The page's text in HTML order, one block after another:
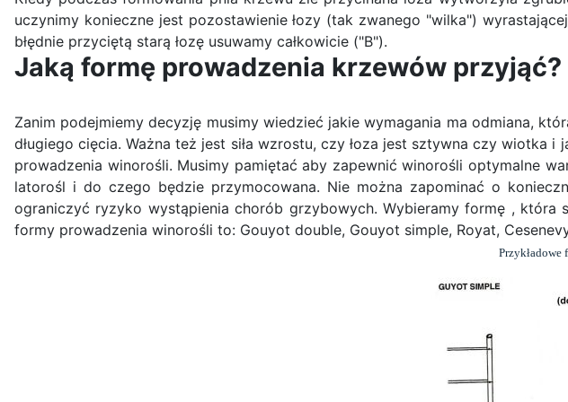
uczynimy konieczne jest pozostawienie łozy (tak zwanego "wilka")
błędnie przyciętą starą łozę usuwamy całkowicie ("B").
Jaką formę prowadzenia krzewów przyjąć?
Zanim podejmiemy decyzję musimy wiedzieć jakie wymagania ma odmiana,
długiego cięcia. Ważna też jest siła wzrostu, czy łoza jest sztywna czy
prowadzenia winorośli. Musimy pamiętać aby zapewnić winorośli optymalne
latorośl i do czego będzie przymocowana. Nie można zapominać o
ograniczyć ryzyko wystąpienia chorób grzybowych. Wybieramy formę , która
formy prowadzenia winorośli to: Gouyot double, Gouyot simple, Royat,
Przykładowe